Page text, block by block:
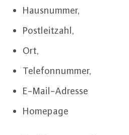
Haus­num­mer,
Post­leit­zahl,
Ort,
Te­le­fon­num­mer,
E-Mail-Adres­se
Homepage